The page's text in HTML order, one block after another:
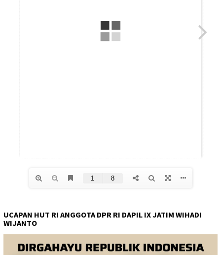
UCAPAN HUT RI ANGGOTA DPR RI DAPIL IX JATIM WIHADI
WIJANTO